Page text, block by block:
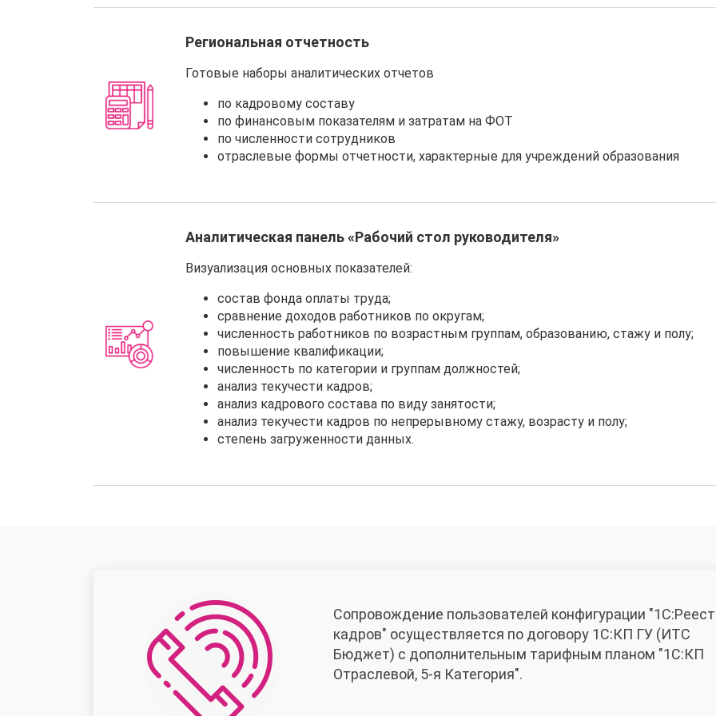
Региональная отчетность
Готовые наборы аналитических отчетов
по кадровому составу
по финансовым показателям и затратам на ФОТ
по численности сотрудников
отраслевые формы отчетности, характерные для учреждений образования
Аналитическая панель «Рабочий стол руководителя»
Визуализация основных показателей:
состав фонда оплаты труда;
сравнение доходов работников по округам;
численность работников по возрастным группам, образованию, стажу и полу;
повышение квалификации;
численность по категории и группам должностей;
анализ текучести кадров;
анализ кадрового состава по виду занятости;
анализ текучести кадров по непрерывному стажу, возрасту и полу;
степень загруженности данных.
Сопровождение пользователей конфигурации
кадров" осуществляется по договору 1С:КП ГУ (ИТС
Бюджет) с дополнительным тарифным планом "1С:КП
Отраслевой, 5-я Категория".